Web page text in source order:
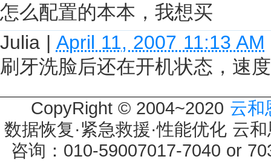
怎么配置的本本，我想买
Julia | April 11, 2007 11:13 AM
刷牙洗脸后还在开机状态，速
CopyRight © 2004~2020 云和
数据恢复·紧急救援·性能优化 云
咨询：010-59007017-7040 or